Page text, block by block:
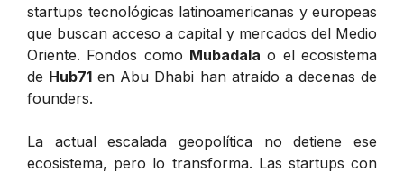
startups tecnológicas latinoamericanas y europeas
que buscan acceso a capital y mercados del Medio
Oriente. Fondos como Mubadala o el ecosistema
de Hub71 en Abu Dhabi han atraído a decenas de
founders.
La actual escalada geopolítica no detiene ese
ecosistema, pero lo transforma. Las startups con